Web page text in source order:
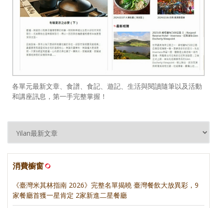
各單元最新文章、食譜、食記、遊記、生活與閱讀隨筆以及活動
和講座訊息，第一手完整掌握！
消費櫥窗
《臺灣米其林指南 2026》完整名單揭曉 臺灣餐飲大放異彩，9
家餐廳首獲一星肯定 2家新進二星餐廳